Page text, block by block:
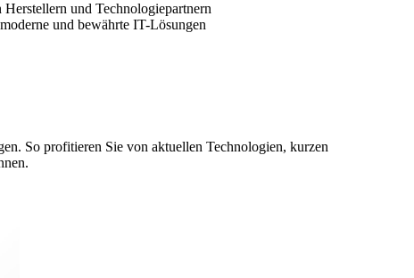
und Technologiepartnern
und bewährte IT-Lösungen
So profitieren Sie von aktuellen Technologien, kurzen